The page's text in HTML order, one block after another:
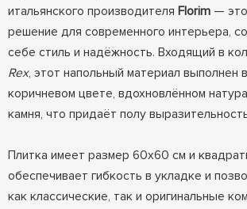
итальянского производителя Florim— это
решение для современного интерьера,
себе стиль и надёжность. Входящий в
Rex, этот напольный материал выполнен
коричневом цвете, вдохновлённом
камня, что придаёт полу
Плитка имеет размер 60x60 см и
обеспечивает гибкость в укладке и
как классические, так и оригинальные